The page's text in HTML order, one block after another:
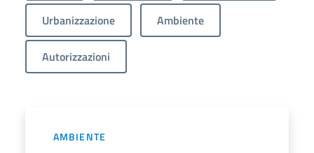
Urbanizzazione Ambiente
Autorizzazioni
AMBIENTE